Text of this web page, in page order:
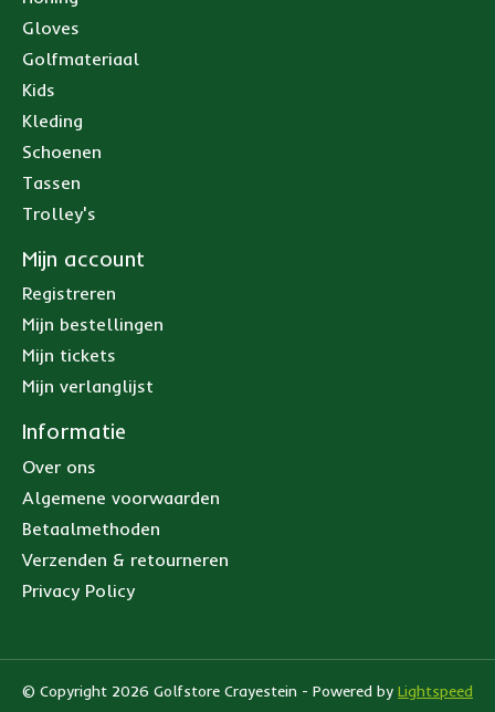
Gloves
Golfmateriaal
Kids
Kleding
Schoenen
Tassen
Trolley's
Mijn account
Registreren
Mijn bestellingen
Mijn tickets
Mijn verlanglijst
Informatie
Over ons
Algemene voorwaarden
Betaalmethoden
Verzenden & retourneren
Privacy Policy
© Copyright 2026 Golfstore Crayestein - Powered by Lightspeed